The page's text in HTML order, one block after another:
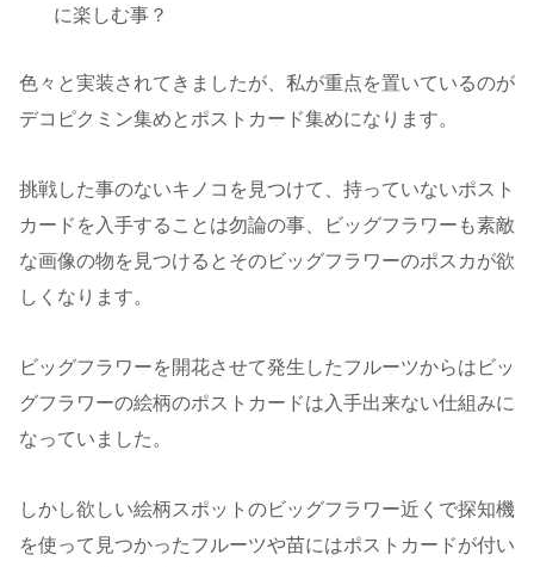
に楽しむ事？
色々と実装されてきましたが、私が重点を置いているのが
デコピクミン集めとポストカード集めになります。
挑戦した事のないキノコを見つけて、持っていないポスト
カードを入手することは勿論の事、ビッグフラワーも素敵
な画像の物を見つけるとそのビッグフラワーのポスカが欲
しくなります。
ビッグフラワーを開花させて発生したフルーツからはビッ
グフラワーの絵柄のポストカードは入手出来ない仕組みに
なっていました。
しかし欲しい絵柄スポットのビッグフラワー近くで探知機
を使って見つかったフルーツや苗にはポストカードが付い